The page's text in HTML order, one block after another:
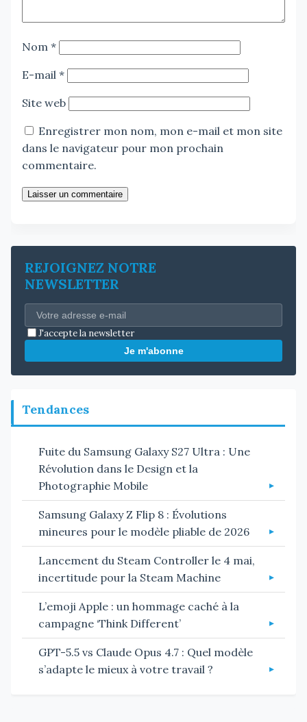
Nom *
E-mail *
Site web
Enregistrer mon nom, mon e-mail et mon site
dans le navigateur pour mon prochain
commentaire.
Laisser un commentaire
REJOIGNEZ NOTRE
NEWSLETTER
J'accepte la newsletter
Je m'abonne
Tendances
Fuite du Samsung Galaxy S27 Ultra : Une
Révolution dans le Design et la
Photographie Mobile
Samsung Galaxy Z Flip 8 : Évolutions
mineures pour le modèle pliable de 2026
Lancement du Steam Controller le 4 mai,
incertitude pour la Steam Machine
L’emoji Apple : un hommage caché à la
campagne ‘Think Different’
GPT-5.5 vs Claude Opus 4.7 : Quel modèle
s’adapte le mieux à votre travail ?